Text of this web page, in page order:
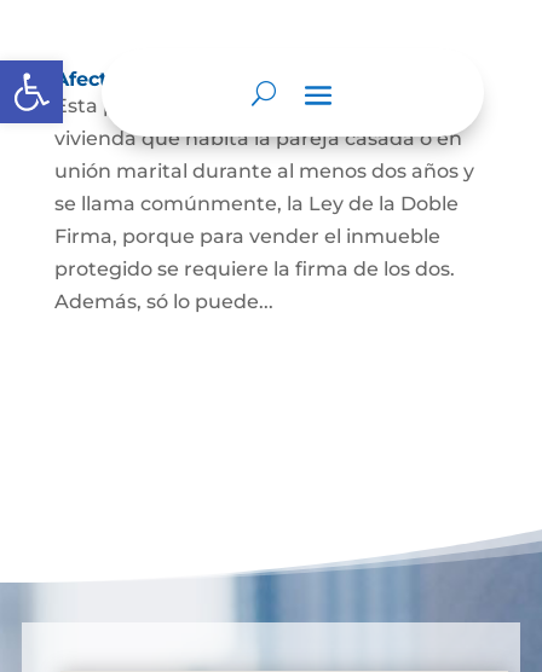
Abrir barra de herramientas
Afectación a Vivienda familiar
Esta protección la ordena la ley sobre la
vivienda que habita la pareja casada o en
unión marital durante al menos dos años y
se llama comúnmente, la Ley de la Doble
Firma, porque para vender el inmueble
protegido se requiere la firma de los dos.
Además, só lo puede...